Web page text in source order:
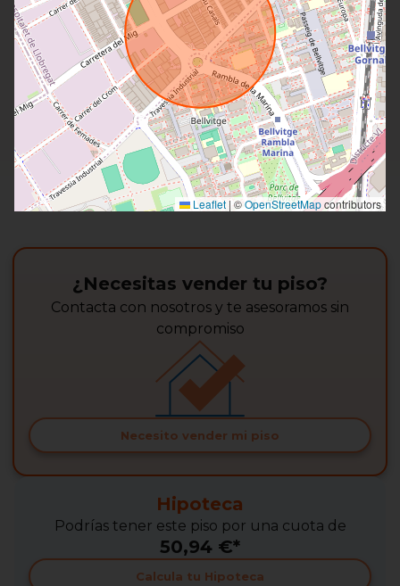
Leaflet | ©OpenStreetMapcontributors
¿Necesitas vender tu piso?
Contacta con nosotros y te asesoramos sin
compromiso
Necesito vender mi piso
Hipoteca
Podrías tener este piso por una cuota de
50,94 €*
Calcula tu Hipoteca